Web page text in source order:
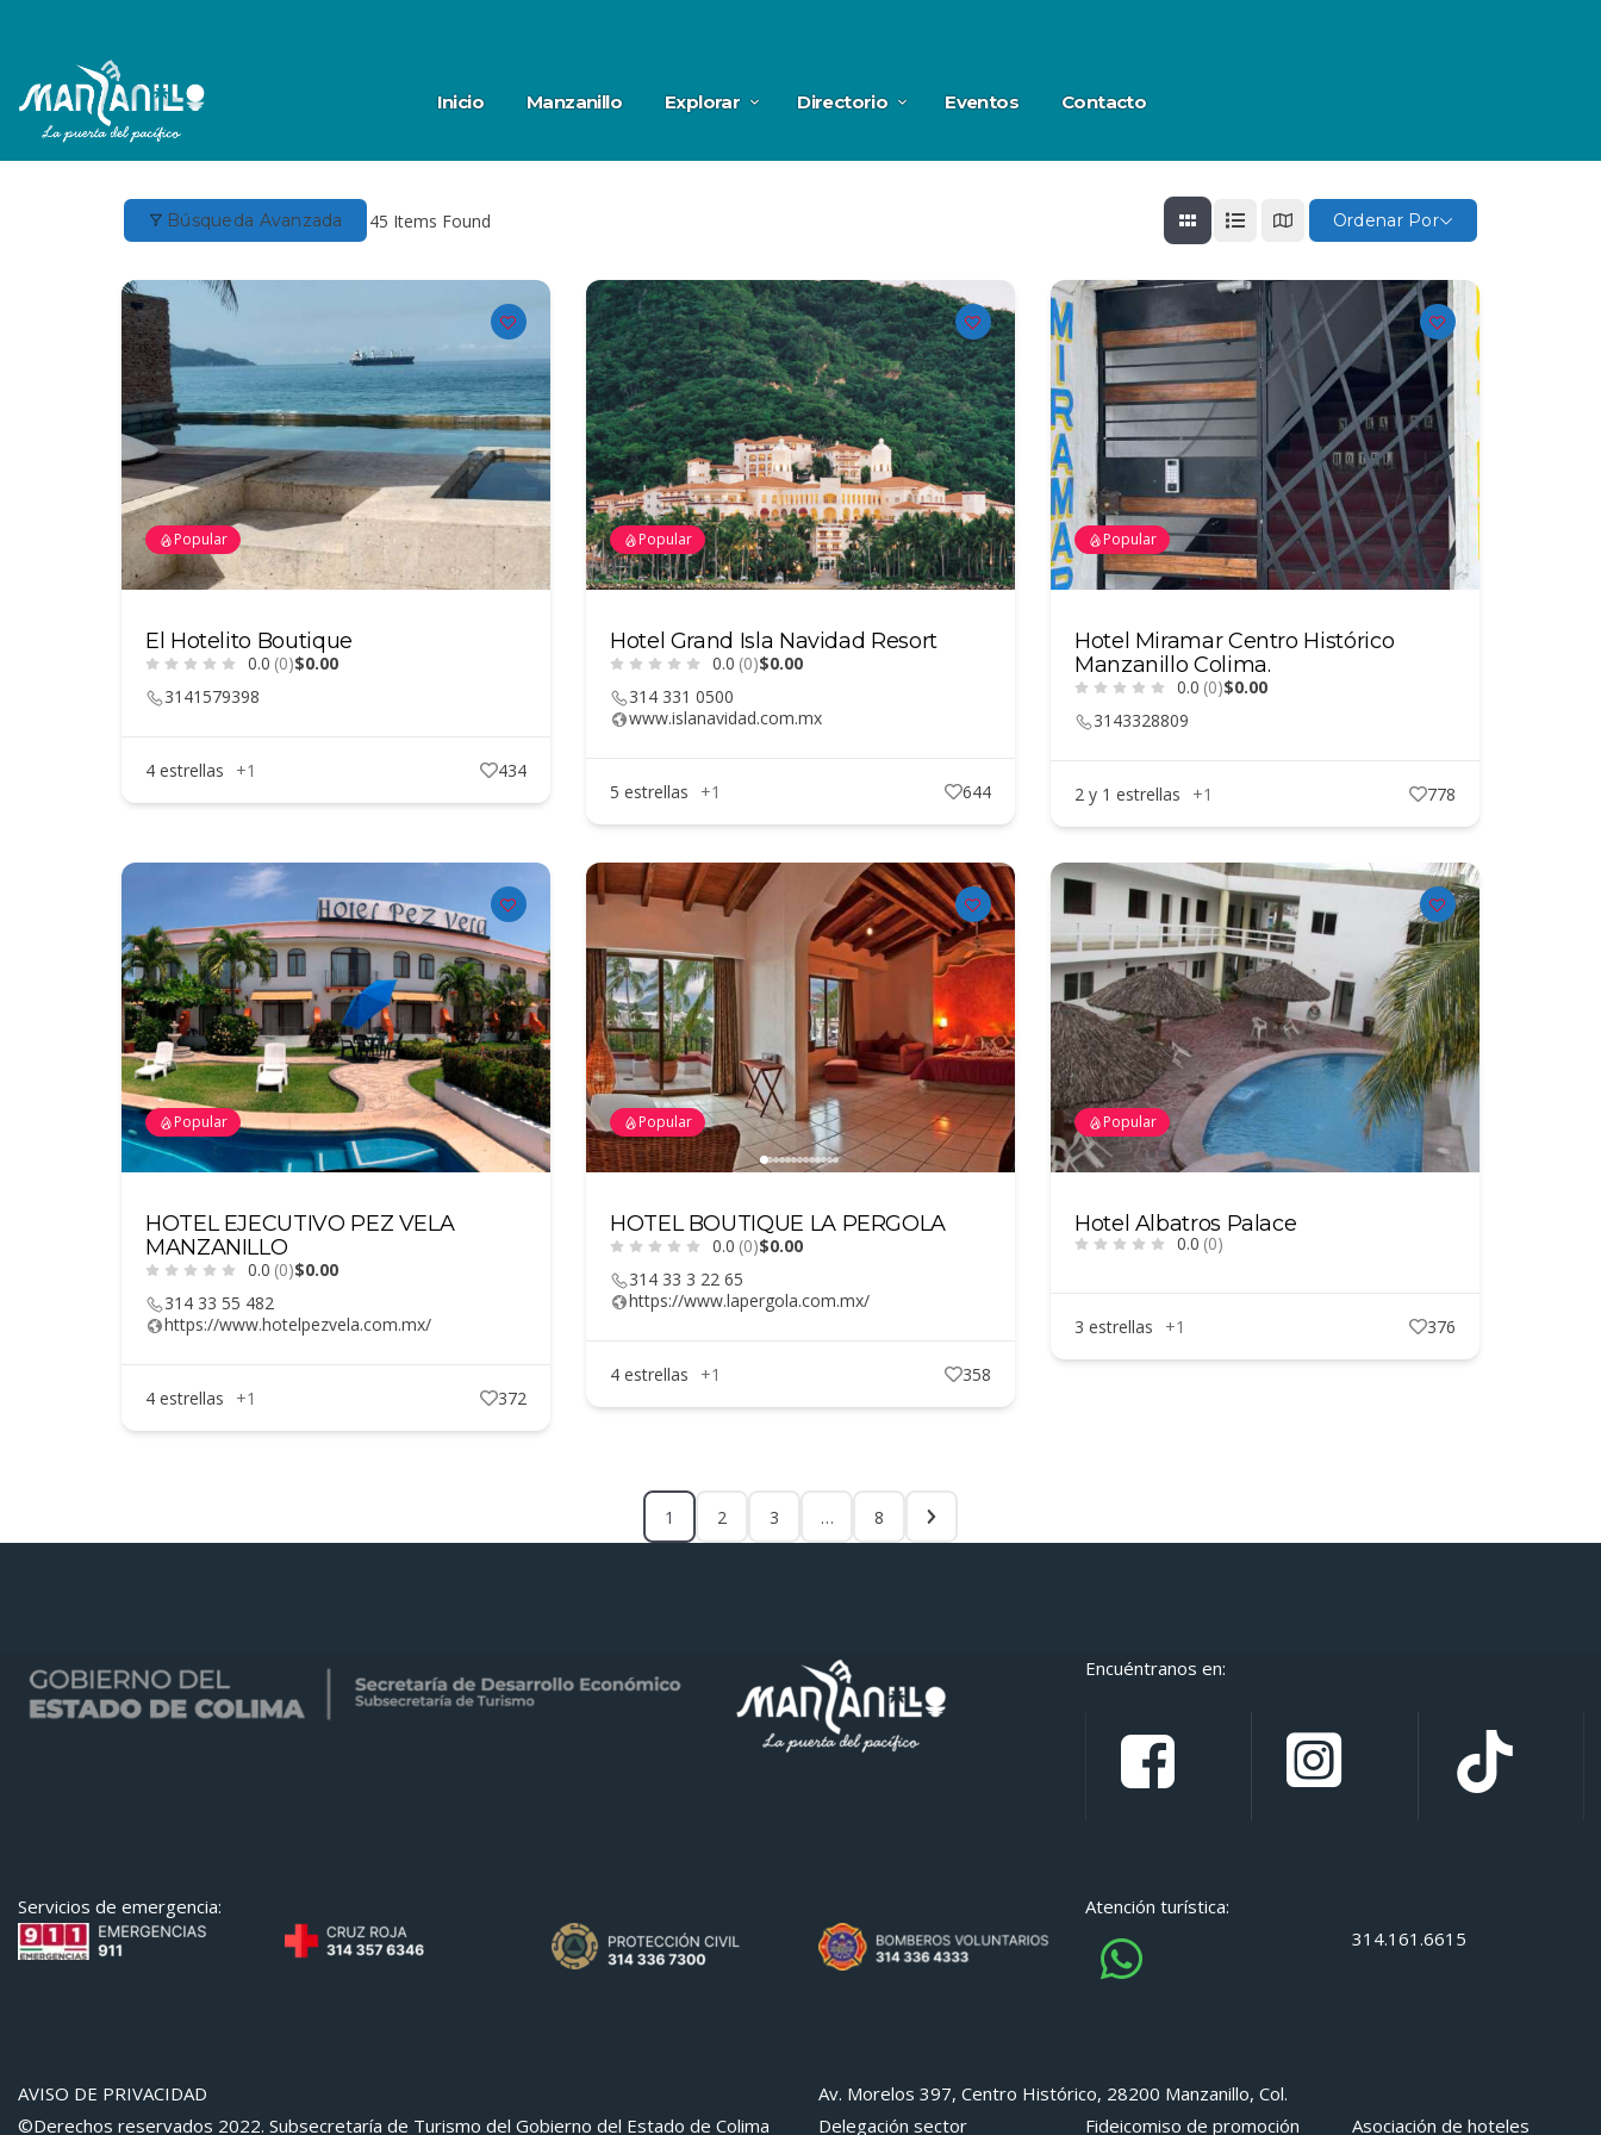
Inicio Manzanillo Explorar Directorio Eventos Contacto
Búsqueda Avanzada 45 Items Found Ordenar Por
Popular
El Hotelito Boutique
0.0 (0)$0.00
3141579398
4 estrellas +1 434
Popular
Hotel Grand Isla Navidad Resort
0.0 (0)$0.00
314 331 0500
www.islanavidad.com.mx
5 estrellas +1 644
Popular
Hotel Miramar Centro Histórico
Manzanillo Colima.
0.0 (0)$0.00
3143328809
2 y 1 estrellas +1 778
Popular
HOTEL EJECUTIVO PEZ VELA
MANZANILLO
0.0 (0)$0.00
314 33 55 482
https://www.hotelpezvela.com.mx/
4 estrellas +1 372
Popular
HOTEL BOUTIQUE LA PERGOLA
0.0 (0)$0.00
314 33 3 22 65
https://www.lapergola.com.mx/
4 estrellas +1 358
Popular
Hotel Albatros Palace
0.0 (0)
3 estrellas +1 376
1 2 3 … 8
Encuéntranos en:
Servicios de emergencia:
Atención turística:
314.161.6615
AVISO DE PRIVACIDAD
©Derechos reservados 2022. Subsecretaría de Turismo del Gobierno del Estado de Colima
Av. Morelos 397, Centro Histórico, 28200 Manzanillo, Col.
Delegación sector
Fideicomiso de promoción Asociación de hoteles